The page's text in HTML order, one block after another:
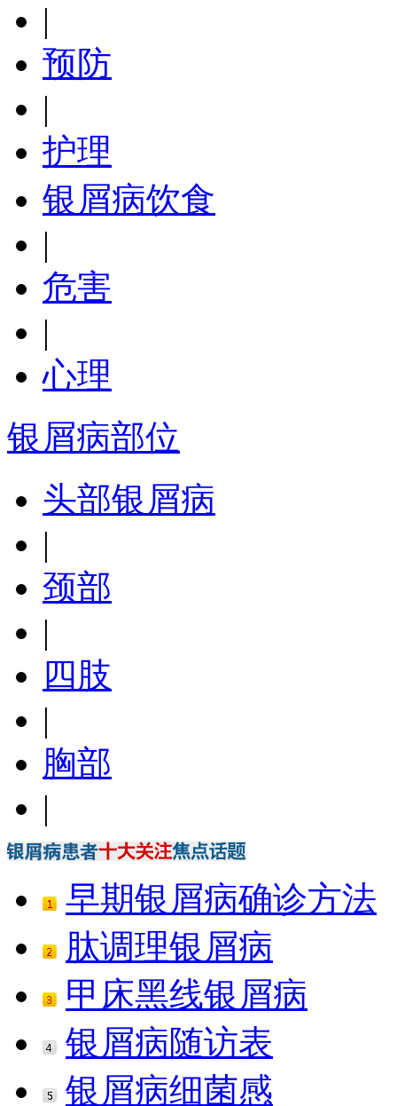
|
预防
|
护理
银屑病饮食
|
危害
|
心理
银屑病部位
头部银屑病
|
颈部
|
四肢
|
胸部
|
早期银屑病确诊方法
肽调理银屑病
甲床黑线银屑病
银屑病随访表
银屑病细菌感